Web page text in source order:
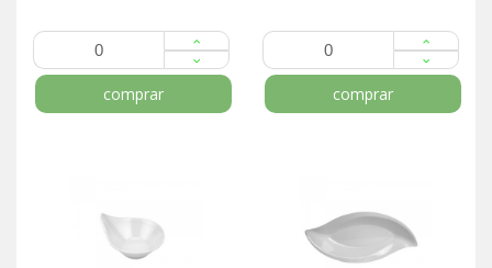
comprar comprar